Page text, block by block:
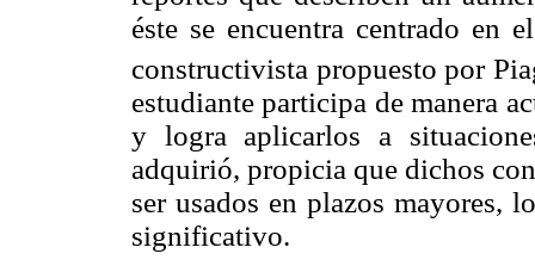
éste se encuentra centrado en
constructivista propuesto por
estudiante participa de manera
y logra aplicarlos a
adquirió, propicia que dichos
ser usados en plazos mayores,
significativo.